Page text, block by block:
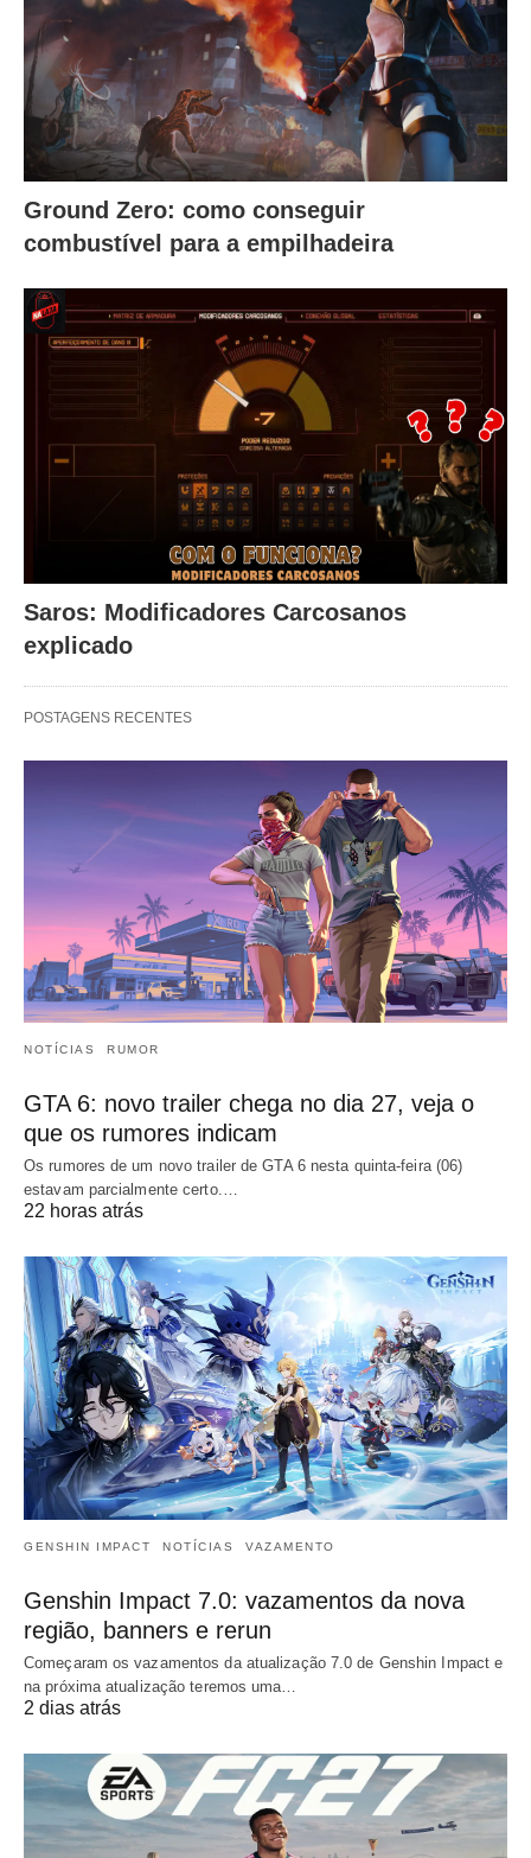
Ground Zero: como conseguir
combustível para a empilhadeira
Saros: Modificadores Carcosanos
explicado
POSTAGENS RECENTES
NOTÍCIAS RUMOR
GTA 6: novo trailer chega no dia 27, veja o
que os rumores indicam
Os rumores de um novo trailer de GTA 6 nesta quinta-feira (06)
estavam parcialmente certo.…
22 horas atrás
GENSHIN IMPACT NOTÍCIAS VAZAMENTO
Genshin Impact 7.0: vazamentos da nova
região, banners e rerun
Começaram os vazamentos da atualização 7.0 de Genshin Impact e
na próxima atualização teremos uma…
2 dias atrás